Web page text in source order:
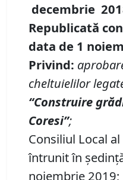
decembrie 201
Republicată
data de 1
Privind:
cheltuielilor
“Construire
Coresi”;
Consiliul Local
întrunit în
noiembrie 2019;